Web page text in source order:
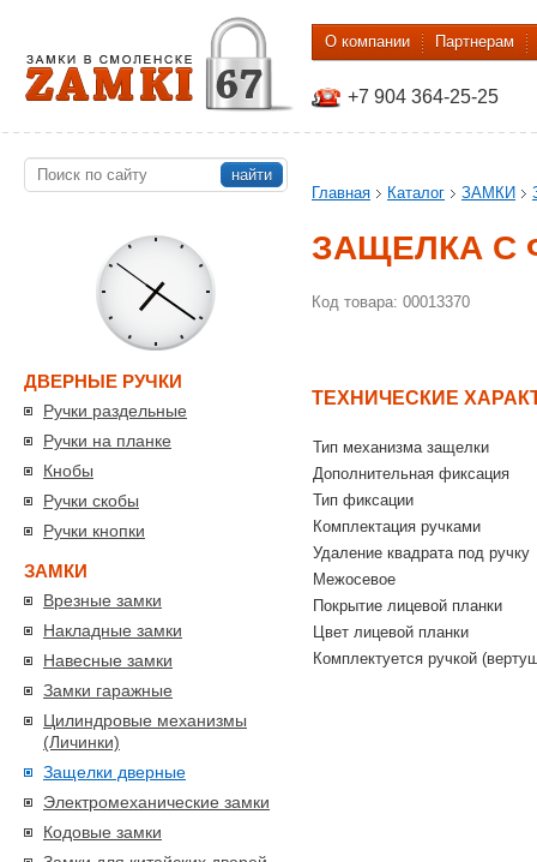
О компании Партнерам
+7 904 364-25-25
найти
ДВЕРНЫЕ РУЧКИ
Ручки раздельные
Ручки на планке
Кнобы
Ручки скобы
Ручки кнопки
ЗАМКИ
Врезные замки
Накладные замки
Навесные замки
Замки гаражные
Цилиндровые механизмы
(Личинки)
Защелки дверные
Электромеханические замки
Кодовые замки
Главная Каталог ЗАМКИ
ЗАЩЕЛКА С
Код товара: 00013370
ТЕХНИЧЕСКИЕ
Тип механизма защелки
Дополнительная фиксация
Тип фиксации
Комплектация ручками
Удаление квадрата под ручку
Межосевое
Покрытие лицевой планки
Цвет лицевой планки
Комплектуется ручкой